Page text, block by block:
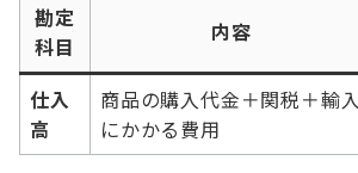
勘定
科目
内容
仕入
高
商品の購入代金＋関税＋輸入
にかかる費用